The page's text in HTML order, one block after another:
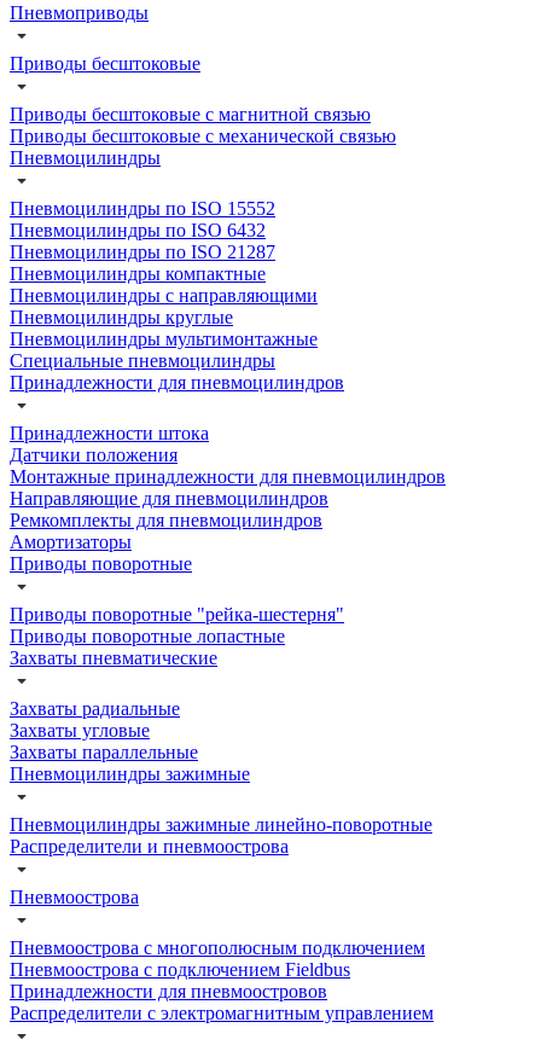
Пневмоприводы
Приводы бесштоковые
Приводы бесштоковые с магнитной связью
Приводы бесштоковые с механической связью
Пневмоцилиндры
Пневмоцилиндры по ISO 15552
Пневмоцилиндры по ISO 6432
Пневмоцилиндры по ISO 21287
Пневмоцилиндры компактные
Пневмоцилиндры с направляющими
Пневмоцилиндры круглые
Пневмоцилиндры мультимонтажные
Специальные пневмоцилиндры
Принадлежности для пневмоцилиндров
Принадлежности штока
Датчики положения
Монтажные принадлежности для пневмоцилиндров
Направляющие для пневмоцилиндров
Ремкомплекты для пневмоцилиндров
Амортизаторы
Приводы поворотные
Приводы поворотные "рейка-шестерня"
Приводы поворотные лопастные
Захваты пневматические
Захваты радиальные
Захваты угловые
Захваты параллельные
Пневмоцилиндры зажимные
Пневмоцилиндры зажимные линейно-поворотные
Распределители и пневмоострова
Пневмоострова
Пневмоострова с многополюсным подключением
Пневмоострова с подключением Fieldbus
Принадлежности для пневмоостровов
Распределители с электромагнитным управлением